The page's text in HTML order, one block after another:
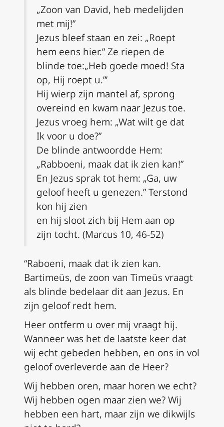
„Zoon van David, heb medelijden
met mij!”
Jezus bleef staan en zei: „Roept
hem eens hier.” Ze riepen de
blinde toe:„Heb goede moed! Sta
op, Hij roept u.”’
Hij wierp zijn mantel af, sprong
overeind en kwam naar Jezus toe.
Jezus vroeg hem: „Wat wilt ge dat
Ik voor u doe?”
De blinde antwoordde Hem:
„Rabboeni, maak dat ik zien kan!”
En Jezus sprak tot hem: „Ga, uw
geloof heeft u genezen.” Terstond
kon hij zien
en hij sloot zich bij Hem aan op
zijn tocht. (Marcus 10, 46-52)
“Raboeni, maak dat ik zien kan.
Bartimeüs, de zoon van Timeüs vraagt
als blinde bedelaar dit aan Jezus. En
zijn geloof redt hem.
Heer ontferm u over mij vraagt hij.
Wanneer was het de laatste keer dat
wij echt gebeden hebben, en ons in vol
geloof overleverde aan de Heer?
Wij hebben oren, maar horen we echt?
Wij hebben ogen maar zien we? Wij
hebben een hart, maar zijn we dikwijls